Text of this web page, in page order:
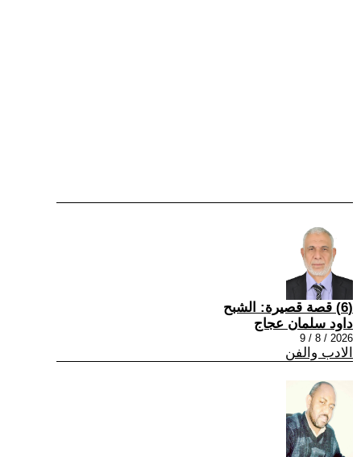
(6) قصة قصيرة: الشبح
داود سلمان عجاج
2026 / 8 / 9
الادب والفن